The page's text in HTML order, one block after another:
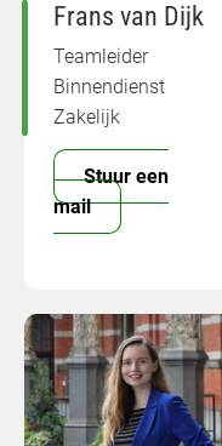
Frans van Dijk
Teamleider
Binnendienst
Zakelijk
Stuur een
mail